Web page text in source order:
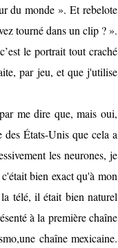
du monde ». Et rebelote
tourné dans un clip ? ».
le portrait tout craché
par jeu, et que j'utilise
me dire que, mais oui,
États-Unis que cela a
les neurones, je
bien exact qu'à mon
télé, il était bien naturel
à la première chaîne
chaîne mexicaine.